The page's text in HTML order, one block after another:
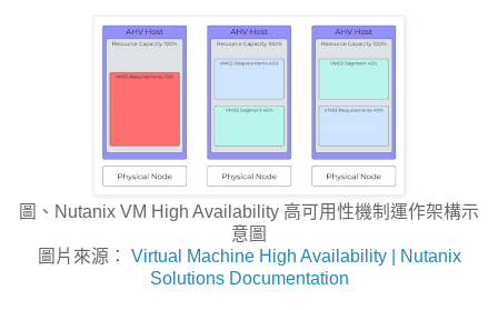
圖、Nutanix VM High Availability 高可用性機制運作架構示
意圖
圖片來源： Virtual Machine High Availability | Nutanix
Solutions Documentation